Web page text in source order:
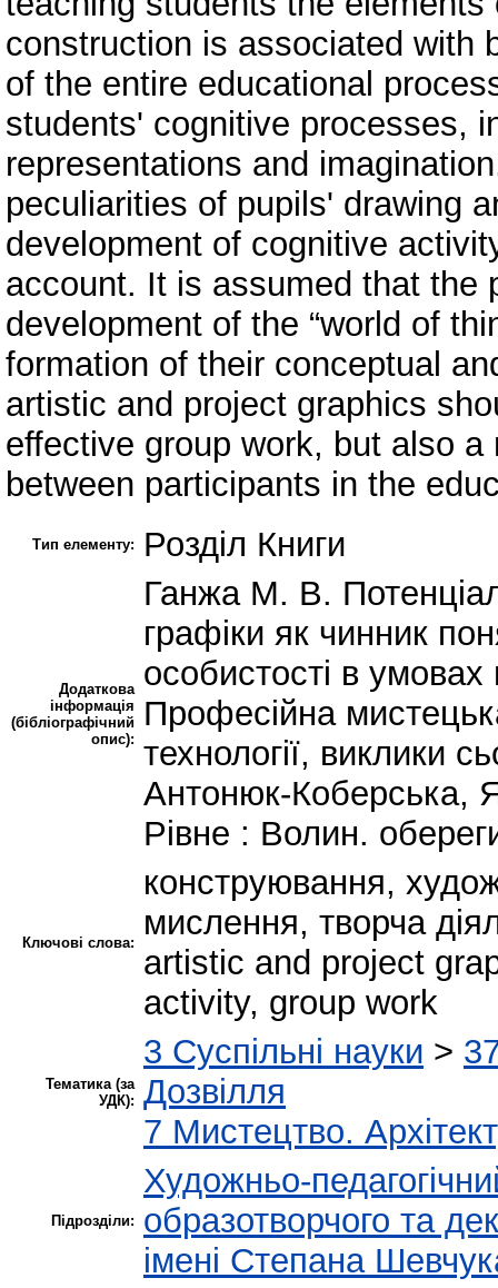
construction is associated with
of the entire educational
students' cognitive processes,
representations and
peculiarities of pupils' drawing
development of cognitive
account. It is assumed that the
development of the “world of
formation of their conceptual
artistic and project graphics
effective group work, but also
between participants in the
Тип елементу: Розділ Книги
Додаткова
інформація
(бібліографічний
опис):
Ганжа М. В.
графіки як чинник
особистості в
Професійна
технології, виклики
Антонюк-Коберська,
Рівне : Волин.
Ключові слова:
конструювання,
мислення, творча
artistic and project
activity, group work
Тематика (за
УДК):
3 Суспільні науки >
Дозвілля
7 Мистецтво.
Підрозділи:
Художньо-
образотворчого та
імені Степана